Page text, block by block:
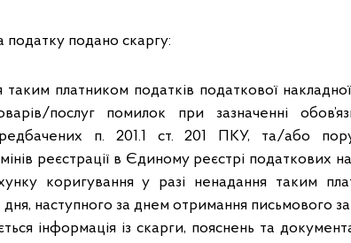
подано скаргу:
таким платником податків податкової
послуг помилок при зазначенні
п. 201.1 ст. 201 ПКУ, та/або
реєстрації в Єдиному реєстрі податкових
коригування у разі ненадання таким
дня, наступного за днем отримання письмового
інформація із скарги, пояснень та